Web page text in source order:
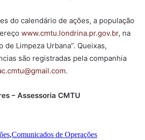
do calendário de ações, a população
www.cmtu.londrina.pr.gov.br, na
de Limpeza Urbana”. Queixas,
são registradas pela companhia
.
– Assessoria CMTU
,Comunicados de Operações